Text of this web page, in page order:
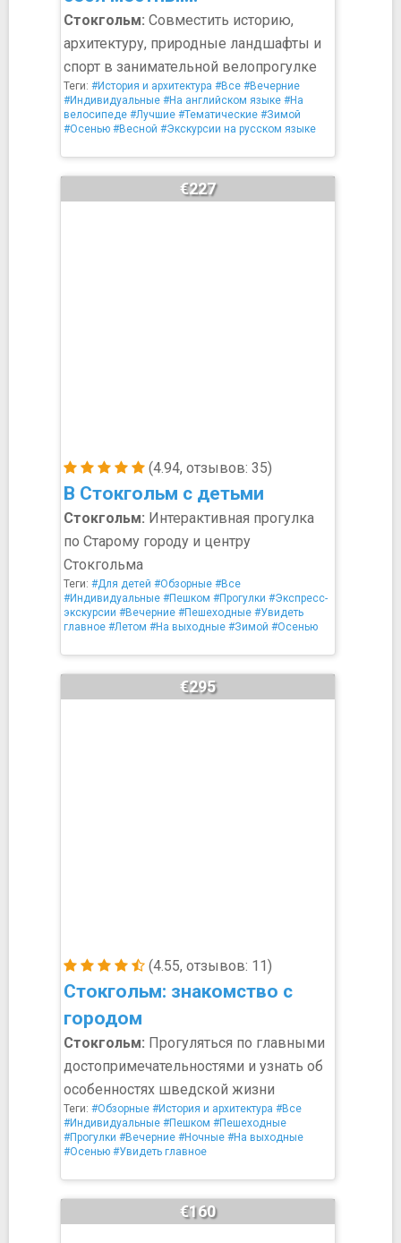
Стокгольм: Совместить историю,
архитектуру, природные ландшафты и
спорт в занимательной велопрогулке
Теги: #История и архитектура #Все #Вечерние
#Индивидуальные #На английском языке #На
велосипеде #Лучшие #Тематические #Зимой
#Осенью #Весной #Экскурсии на русском языке
(4.94, отзывов: 35)
В Стокгольм с детьми
€227
Стокгольм: Интерактивная прогулка
по Старому городу и центру
Стокгольма
Теги: #Для детей #Обзорные #Все
#Индивидуальные #Пешком #Прогулки #Экспресс-
экскурсии #Вечерние #Пешеходные #Увидеть
главное #Летом #На выходные #Зимой #Осенью
(4.55, отзывов: 11)
Стокгольм: знакомство с
городом
€295
Стокгольм: Прогуляться по главными
достопримечательностями и узнать об
особенностях шведской жизни
Теги: #Обзорные #История и архитектура #Все
#Индивидуальные #Пешком #Пешеходные
#Прогулки #Вечерние #Ночные #На выходные
#Осенью #Увидеть главное
€160